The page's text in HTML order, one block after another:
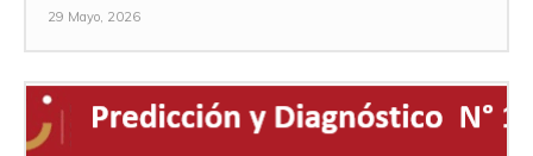
29 Mayo, 2026